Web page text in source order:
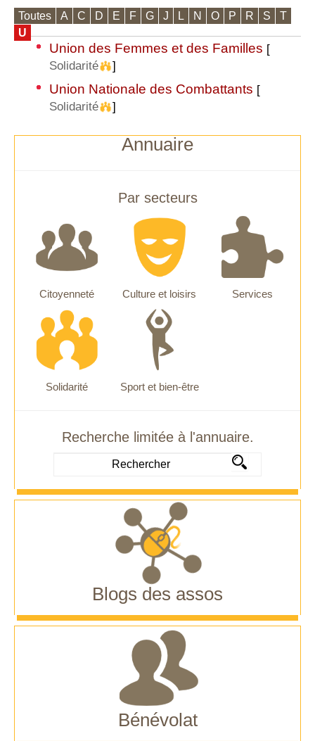
Toutes A C D E F G J L N O P R S
T
U
Union des Femmes et des Familles [
Solidarité
]
Union Nationale des Combattants [
Solidarité
]
Annuaire
Par secteurs
Citoyenneté Culture et loisirs Services
Solidarité Sport et bien-être
Recherche limitée à l'annuaire.
Blogs des assos
Bénévolat